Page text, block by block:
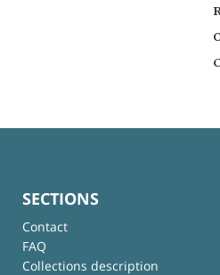
SECTIONS
Contact
FAQ
Collections description